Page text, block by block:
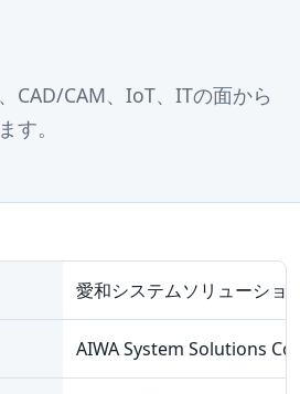
CAD/CAM、IoT、ITの面から
す。
愛和システムソリューショ
AIWA System Solutions